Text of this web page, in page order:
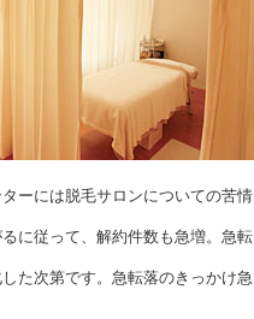
ーには脱毛サロンについての苦情
に従って、解約件数も急増。急転
た次第です。急転落のきっかけ急